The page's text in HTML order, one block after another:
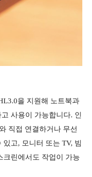
을 지원해 노트북과
사용이 가능합니다. 인
직접 연결하거나 무선
고, 모니터 또는 TV, 빔
크린에서도 작업이 가능